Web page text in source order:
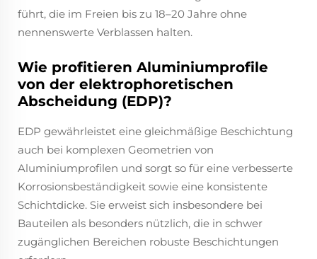
führt, die im Freien bis zu 18–20 Jahre ohne
nennenswerte Verblassen halten.
Wie profitieren Aluminiumprofile
von der elektrophoretischen
Abscheidung (EDP)?
EDP gewährleistet eine gleichmäßige Beschichtung
auch bei komplexen Geometrien von
Aluminiumprofilen und sorgt so für eine verbesserte
Korrosionsbeständigkeit sowie eine konsistente
Schichtdicke. Sie erweist sich insbesondere bei
Bauteilen als besonders nützlich, die in schwer
zugänglichen Bereichen robuste Beschichtungen